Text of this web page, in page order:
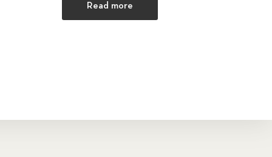
Read more